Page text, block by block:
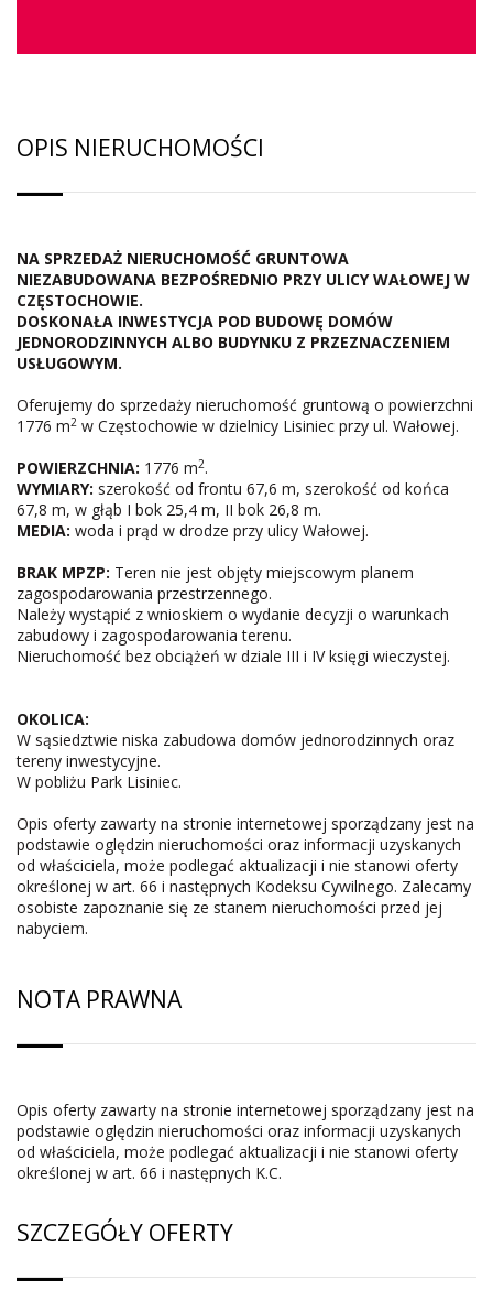
OPIS NIERUCHOMOŚCI
NA SPRZEDAŻ NIERUCHOMOŚĆ GRUNTOWA
NIEZABUDOWANA BEZPOŚREDNIO PRZYULICY WAŁOWEJ W
CZĘSTOCHOWIE.
DOSKONAŁA INWESTYCJA POD BUDOWĘ DOMÓW
JEDNORODZINNYCH ALBO BUDYNKU Z PRZEZNACZENIEM
USŁUGOWYM.
Oferujemy do sprzedaży nieruchomość gruntową o powierzchni
1776 m2 w Częstochowie w dzielnicy Lisiniec przy ul. Wałowej.
POWIERZCHNIA: 1776 m2.
WYMIARY: szerokość od frontu 67,6 m, szerokość od końca
67,8 m, w głąb I bok 25,4 m, II bok 26,8 m.
MEDIA: woda i prąd w drodze przy ulicy Wałowej.
BRAK MPZP: Teren nie jest objęty miejscowym planem
zagospodarowania przestrzennego.
Należy wystąpić z wnioskiem o wydanie decyzji o warunkach
zabudowy i zagospodarowania terenu.
Nieruchomość bez obciążeń w dziale III i IV księgi wieczystej.
OKOLICA:
W sąsiedztwie niska zabudowa domów jednorodzinnych oraz
tereny inwestycyjne.
W pobliżu Park Lisiniec.
Opis oferty zawarty na stronie internetowej sporządzany jest na
podstawie oględzin nieruchomości oraz informacji uzyskanych
od właściciela, może podlegać aktualizacji i nie stanowi oferty
określonej w art. 66 i następnych Kodeksu Cywilnego. Zalecamy
osobiste zapoznanie się ze stanem nieruchomości przed jej
nabyciem.
NOTA PRAWNA
Opis oferty zawarty na stronie internetowej sporządzany jest na
podstawie oględzin nieruchomości oraz informacji uzyskanych
od właściciela, może podlegać aktualizacji i nie stanowi oferty
określonej w art. 66 i następnych K.C.
SZCZEGÓŁY OFERTY